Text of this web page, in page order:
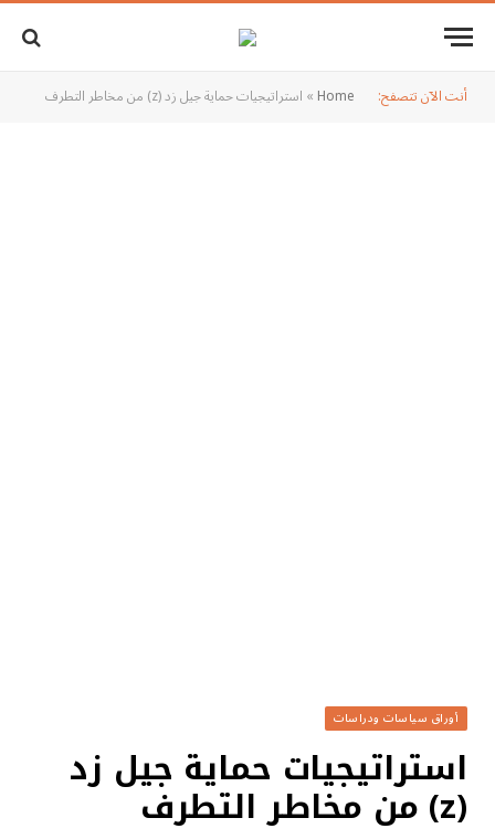
أنت الآن تتصفح: Home
» استراتيجيات حماية جيل زد (z) من مخاطر التطرف
أوراق سياسات ودراسات
استراتيجيات حماية جيل زد
(z) من مخاطر التطرف